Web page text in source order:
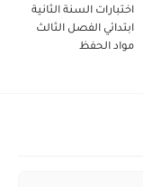
اختبارات السنة الثانية
ابتدائي الفصل الثالث
مواد الحفظ